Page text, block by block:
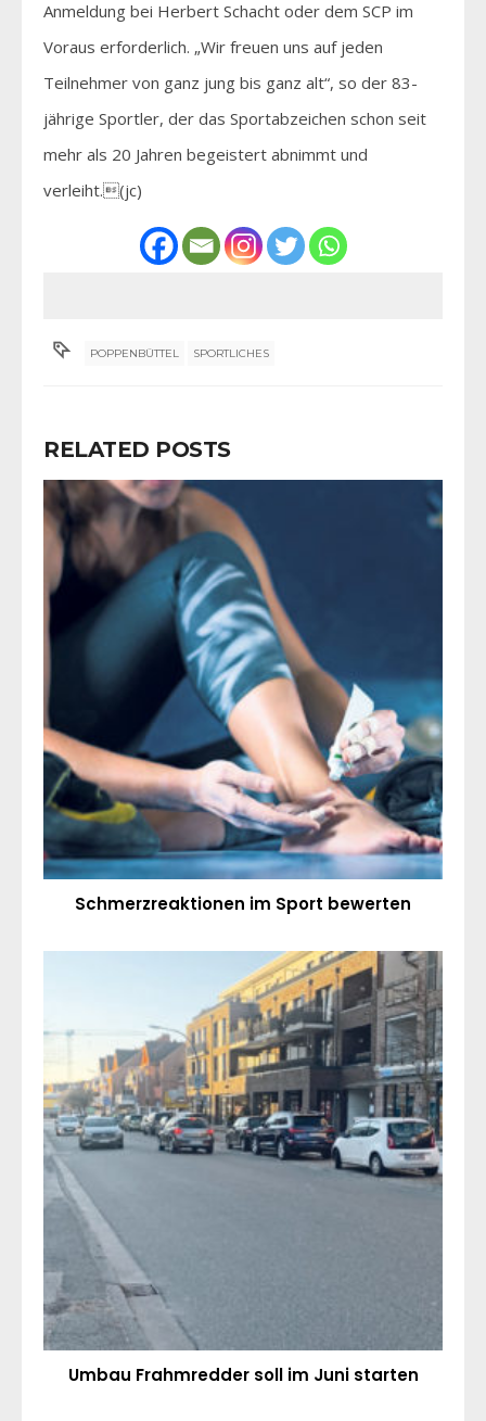
Anmeldung bei Herbert Schacht oder dem SCP im
Voraus erforderlich. „Wir freuen uns auf jeden
Teilnehmer von ganz jung bis ganz alt“, so der 83-
jährige Sportler, der das Sportabzeichen schon seit
mehr als 20 Jahren begeistert abnimmt und
verleiht.(jc)
POPPENBÜTTEL SPORTLICHES
RELATED POSTS
Schmerzreaktionen im Sport bewerten
Umbau Frahmredder soll im Juni starten